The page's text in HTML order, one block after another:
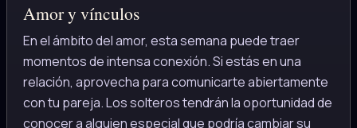
Amor y vínculos
En el ámbito del amor, esta semana puede traer
momentos de intensa conexión. Si estás en una
relación, aprovecha para comunicarte abiertamente
con tu pareja. Los solteros tendrán la oportunidad de
conocer a alguien especial que podría cambiar su